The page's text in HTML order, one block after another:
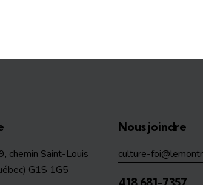
chemin Saint-Louis
G1S 1G5
Nous joindre
culture-